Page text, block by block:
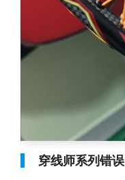
穿线师系列错误